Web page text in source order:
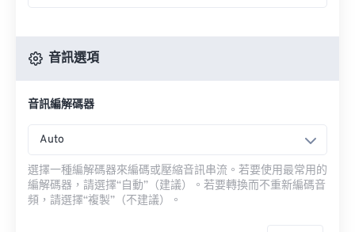
音訊選項
音訊編解碼器
Auto
選擇一種編解碼器來編碼或壓縮音訊串流。若要使用最常用的
編解碼器，請選擇“自動”（建議）。若要轉換而不重新編碼音
頻，請選擇“複製”（不建議）。